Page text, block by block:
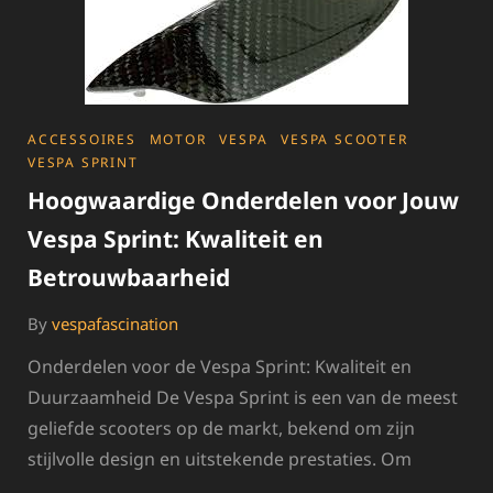
CATEGORIES
ACCESSOIRES MOTOR VESPA
VESPA SCOOTER
VESPA SPRINT
Hoogwaardige Onderdelen voor Jouw
Vespa Sprint: Kwaliteit en
Betrouwbaarheid
By vespafascination
Onderdelen voor de Vespa Sprint: Kwaliteit en
Duurzaamheid De Vespa Sprint is een van de meest
geliefde scooters op de markt, bekend om zijn
stijlvolle design en uitstekende prestaties. Om